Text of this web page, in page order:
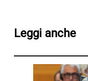
Leggi anche